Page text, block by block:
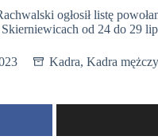
ogłosił listę
od 24 do 29
Kadra, Kadra